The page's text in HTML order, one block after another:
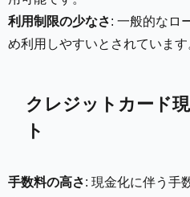
利用制限の少なさ: 一般的なロ
め利用しやすいとされています
クレジットカード
ト
手数料の高さ: 現金化に伴う手